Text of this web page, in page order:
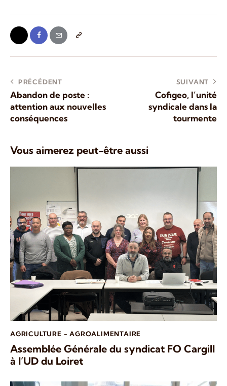
PRÉCÉDENT
Abandon de poste :
attention aux nouvelles
conséquences
SUIVANT
Cofigeo, l’unité
syndicale dans la
tourmente
Vous aimerez peut-être aussi
AGRICULTURE - AGROALIMENTAIRE
Assemblée Générale du syndicat FO Cargill
à l’UD du Loiret